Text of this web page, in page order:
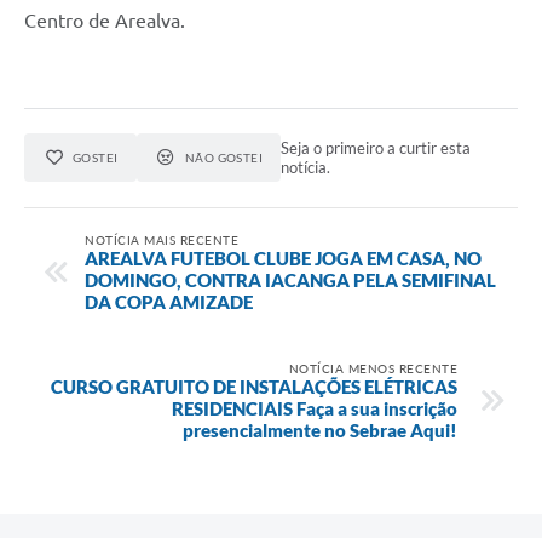
Centro de Arealva.
GOSTEI NÃO GOSTEI
Seja o primeiro a curtir esta
notícia.
NOTÍCIA MAIS RECENTE
AREALVA FUTEBOL CLUBE JOGA EM CASA, NO
DOMINGO, CONTRA IACANGA PELA SEMIFINAL
DA COPA AMIZADE
NOTÍCIA MENOS RECENTE
CURSO GRATUITO DE INSTALAÇÕES ELÉTRICAS
RESIDENCIAIS Faça a sua inscrição
presencialmente no Sebrae Aqui!